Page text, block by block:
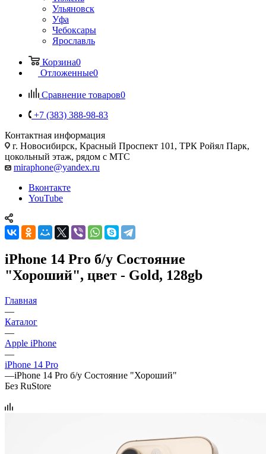
Ульяновск
Уфа
Чебоксары
Ярославль
Корзина0
Отложенные0
Сравнение товаров0
+7 (383) 388-98-83
Контактная информация
г. Новосибирск, Красный Проспект 101, ТРК Ройял Парк,
цокольный этаж, рядом с МТС
miraphone@yandex.ru
Вконтакте
YouTube
iPhone 14 Pro б/у Состояние
"Хороший", цвет - Gold, 128gb
Главная
—
Каталог
—
Apple iPhone
—
iPhone 14 Pro
—iPhone 14 Pro б/у Состояние "Хороший"
Без RuStore